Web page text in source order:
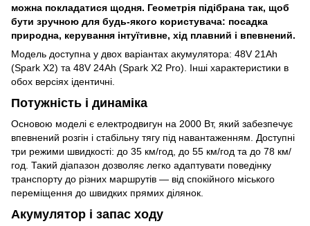
можна покладатися щодня. Геометрія підібрана так, щоб
бути зручною для будь-якого користувача: посадка
природна, керування інтуїтивне, хід плавний і впевнений.
Модель доступна у двох варіантах акумулятора: 48V 21Ah
(Spark X2) та 48V 24Ah (Spark X2 Pro). Інші характеристики в
обох версіях ідентичні.
Потужність і динаміка
Основою моделі є електродвигун на 2000 Вт, який забезпечує
впевнений розгін і стабільну тягу під навантаженням. Доступні
три режими швидкості: до 35 км/год, до 55 км/год та до 78 км/
год. Такий діапазон дозволяє легко адаптувати поведінку
транспорту до різних маршрутів — від спокійного міського
переміщення до швидких прямих ділянок.
Акумулятор і запас ходу